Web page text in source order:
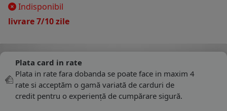
Indisponibil
livrare 7/10 zile
Plata card in rate
Plata in rate fara dobanda se poate face in maxim 4
rate si acceptăm o gamă variată de carduri de
credit pentru o experiență de cumpărare sigură.